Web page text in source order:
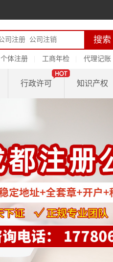
个体注册 工商年检 代理记账
行政许可 知识产权